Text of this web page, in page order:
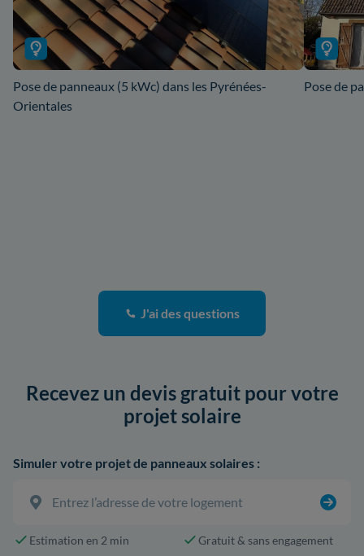
Pose de panneaux (5 kWc) dans les Pyrénées-
Orientales
Pose de
J'ai des questions
Recevez un devis gratuit pour votre
projet solaire
Simuler votre projet de panneaux solaires :
Estimation en 2 min Gratuit & sans engagement